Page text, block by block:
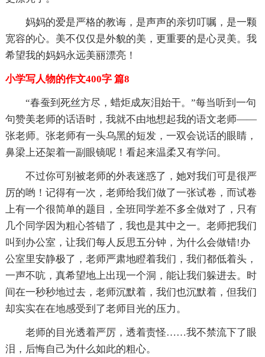
妈妈的爱是严格的教诲，是声声的亲切叮嘱，是一颗
宽容的心。美不仅仅是外貌的美，更重要的是心灵美。我
希望我的妈妈永远美丽漂亮！
小学写人物的作文400字 篇8
“春蚕到死丝方尽，蜡炬成灰泪始干。”每当听到一句
句赞美老师的话语时，我就不由地想起我的语文老师——
张老师。张老师有一头乌黑的短发，一双会说话的眼睛，
鼻梁上还架着一副眼镜呢！看起来温柔又有学问。
不过你可别被老师的外表迷惑了，她对我们可是很严
厉的哟！记得有一次，老师给我们做了一张试卷，而试卷
上有一个很简单的题目，全班同学差不多全做对了，只有
几个同学因为粗心答错了，我也是其中之一。老师把我们
叫到办公室，让我们每人反思五分钟，为什么会做错!办
公室里安静极了，老师严肃地瞪着我们，我们都低着头，
一声不吭，真希望地上出现一个洞，能让我们躲进去。时
间在一秒秒地过去，老师沉默着，我们也沉默着，但我们
却实实在在地感受到了老师目光的压力。
老师的目光透着严厉，透着责怪……我不禁流下了眼
泪，后悔自己为什么如此的粗心。